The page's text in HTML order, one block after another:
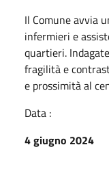
Il Comune avvia
infermieri e
quartieri.
fragilità e
e prossimità al
Data :
4 giugno 2024